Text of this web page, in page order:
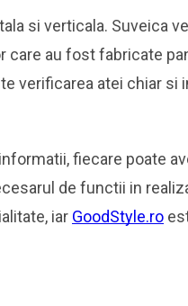
si verticala. Suveica
care au fost fabricate
verificarea atei chiar
fiecare poate
de functii in
iar GoodStyle.ro